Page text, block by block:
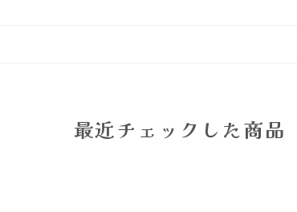
最近チェックした商品